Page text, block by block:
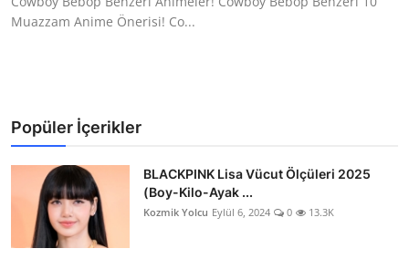
Muazzam Anime Önerisi! Co...
Popüler İçerikler
BLACKPINK Lisa Vücut Ölçüleri 2025
(Boy-Kilo-Ayak ...
Kozmik Yolcu Eylül 6, 2024 0 13.3K